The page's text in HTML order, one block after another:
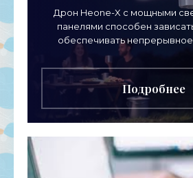
Дрон Heone-X с мощными
панелями способен
обеспечивать
пространства на протяжении
отличие от стационарных
Подробнее